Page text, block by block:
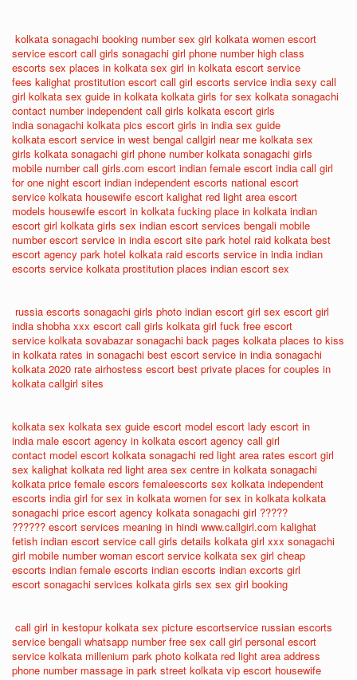
kolkata sonagachi booking number sex girl kolkata women escort
service escort call girls sonagachi girl phone number high class
escorts sex places in kolkata sex girl in kolkata escort service
fees kalighat prostitution escort call girl escorts service india sexy call
girl kolkata sex guide in kolkata kolkata girls for sex kolkata sonagachi
contact number independent call girls kolkata escort girls
india sonagachi kolkata pics escort girls in india sex guide
kolkata escort service in west bengal callgirl near me kolkata sex
girls kolkata sonagachi girl phone number kolkata sonagachi girls
mobile number call girls.com escort indian female escort india call girl
for one night escort indian independent escorts national escort
service kolkata housewife escort kalighat red light area escort
models housewife escort in kolkata fucking place in kolkata indian
escort girl kolkata girls sex indian escort services bengali mobile
number escort service in india escort site park hotel raid kolkata best
escort agency park hotel kolkata raid escorts service in india indian
escorts service kolkata prostitution places indian escort sex
russia escorts sonagachi girls photo indian escort girl sex escort girl
india shobha xxx escort call girls kolkata girl fuck free escort
service kolkata sovabazar sonagachi back pages kolkata places to kiss
in kolkata rates in sonagachi best escort service in india sonagachi
kolkata 2020 rate airhostess escort best private places for couples in
kolkata callgirl sites
kolkata sex kolkata sex guide escort model escort lady escort in
india male escort agency in kolkata escort agency call girl
contact model escort kolkata sonagachi red light area rates escort girl
sex kalighat kolkata red light area sex centre in kolkata sonagachi
kolkata price female escors femaleescorts sex kolkata independent
escorts india girl for sex in kolkata women for sex in kolkata kolkata
sonagachi price escort agency kolkata sonagachi girl ?????
?????? escort services meaning in hindi www.callgirl.com kalighat
fetish indian escort service call girls details kolkata girl xxx sonagachi
girl mobile number woman escort service kolkata sex girl cheap
escorts indian female escorts indian escorts indian excorts girl
escort sonagachi services kolkata girls sex sex girl booking
call girl in kestopur kolkata sex picture escortservice russian escorts
service bengali whatsapp number free sex call girl personal escort
service kolkata millenium park photo kolkata red light area address
phone number massage in park street kolkata vip escort housewife